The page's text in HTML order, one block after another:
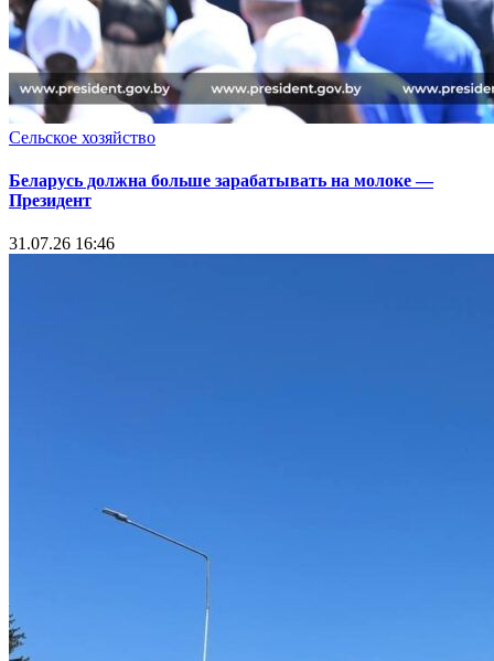
Сельское хозяйство
Беларусь должна больше зарабатывать на молоке —
Президент
31.07.26 16:46